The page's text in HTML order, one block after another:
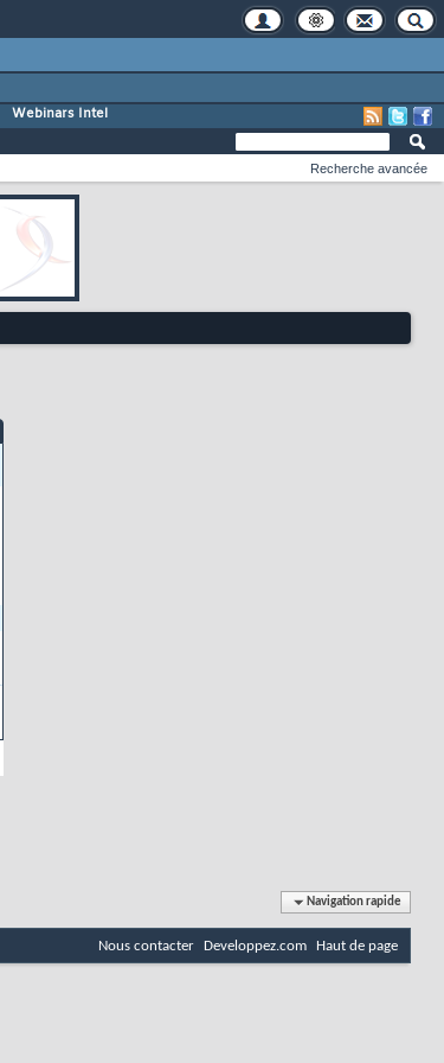
Webinars Intel
Recherche avancée
Navigation rapide
Nous contacter Developpez.com Haut de page